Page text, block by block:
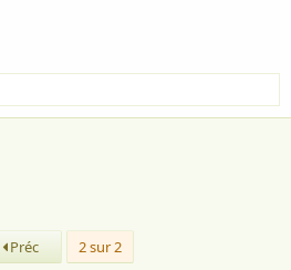
Préc
2 sur 2